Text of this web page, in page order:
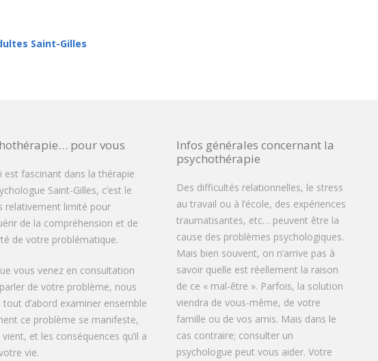
Saint-Gilles
pour vous
est fascinant dans la thérapie
Saint-Gilles, c’est le
relativement limité pour
de la compréhension et de
de votre problématique.
vous venez en consultation
de votre problème, nous
tout d’abord examiner ensemble
ce problème se manifeste,
vient, et les conséquences qu’il a
vie.
Infos générales concernant la
psychothérapie
Des difficultés relationnelles, le stress
au travail ou à l’école, des expériences
traumatisantes, etc… peuvent être la
cause des problèmes psychologiques.
Mais bien souvent, on n’arrive pas à
savoir quelle est réellement la raison
de ce « mal-être ». Parfois, la solution
viendra de vous-même, de votre
famille ou de vos amis. Mais dans le
cas contraire; consulter un
psychologue peut vous aider. Votre